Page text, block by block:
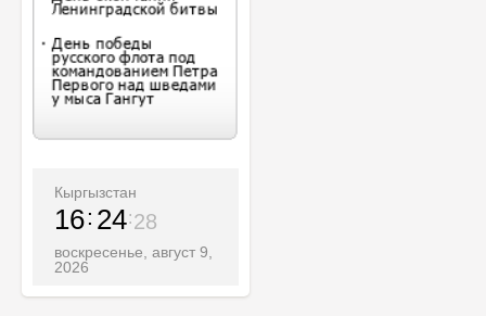
Кыргызстан
16 24 30
воскресенье, август 9,
2026